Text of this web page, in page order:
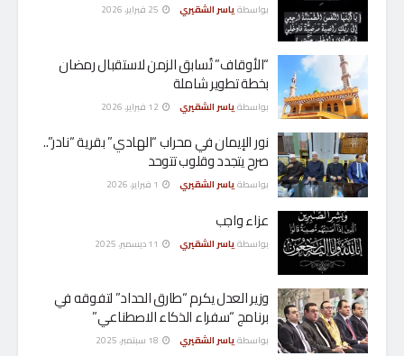
بواسطةياسر الشقيري
“الأوقاف” تُسابق الزمن لاستقبال رمضان
بخطة تطوير شاملة
بواسطة ياسر الشقيري
نور الإيمان في محراب “الهادي” بقرية “نادر”..
صرح يتجدد وقلوب تتوحد
بواسطةياسر الشقيري
عزاء واجب
بواسطة ياسر الشقيري
وزير العدل يكرم “طارق الحداد” لتفوقه في
برنامج “سفراء الذكاء الاصطناعي”
بواسطةياسر الشقيري